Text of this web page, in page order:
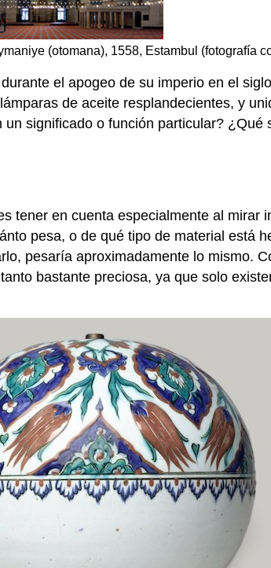
(otomana), 1558, Estambul (fotografía
el apogeo de su imperio en el
de aceite resplandecientes, y
significado o función particular?
tener en cuenta especialmente al mirar
pesa, o de qué tipo de material está
pesaría aproximadamente lo mismo.
bastante preciosa, ya que solo